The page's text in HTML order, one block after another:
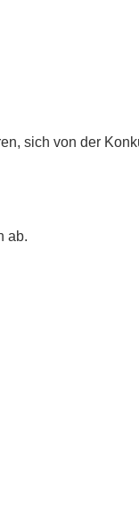
sich von der
ab.